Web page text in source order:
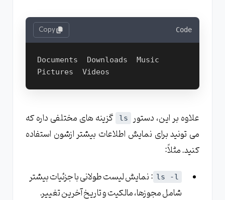
Code
Copy
Documents  Downloads  Music
Pictures  Videos
علاوه بر این، دستور ls
گزینه های مختلفی داره که
می تونید برای نمایش اطلاعات بیشتر ازشون استفاده
کنید. مثلاً:
ls -l : نمایش لیست طولانی با جزئیات بیشتر
شامل مجوزها، مالکیت و تاریخ آخرین تغییر.